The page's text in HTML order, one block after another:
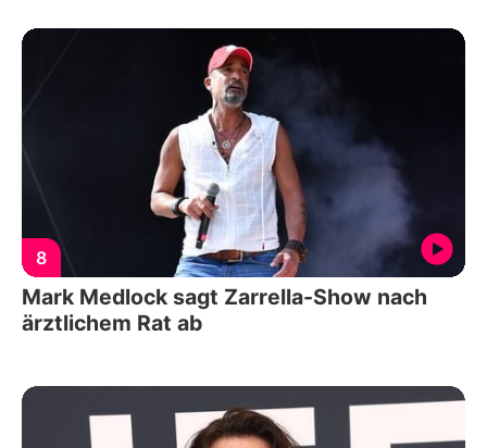
8
Mark Medlock sagt Zarrella-Show nach
ärztlichem Rat ab